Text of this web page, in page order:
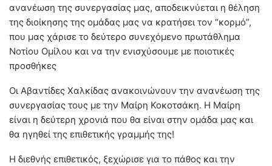
ανανέωση της συνεργασίας μας, αποδεικνύεται η θέληση
της διοίκησης της ομάδας μας να κρατήσει τον “κορμό”,
που μας χάρισε το δεύτερο συνεχόμενο πρωτάθλημα
Νοτίου Ομίλου και να την ενισχύσουμε με ποιοτικές
προσθήκες
Οι Αβαντίδες Χαλκίδας ανακοινώνουν την ανανέωση της
συνεργασίας τους με την Μαίρη Κοκοτσάκη. Η Μαίρη
είναι η δεύτερη χρονιά που θα είναι στην ομάδα μας και
θα ηγηθεί της επιθετικής γραμμής της!
Η διεθνής επιθετικός, ξεχώρισε για το πάθος και την